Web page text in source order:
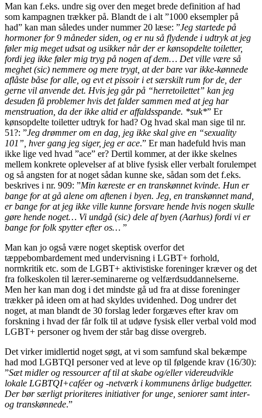
Man kan f.eks. undre sig over den meget brede definition af had
som kampagnen trækker på. Blandt de i alt ”1000 eksempler på
had” kan man således under nummer 20 læse: ”Jeg startede på
hormoner for 9 måneder siden, og er nu så flydende i udtryk at jeg
føler mig meget udsat og usikker når der er kønsopdelte toiletter,
fordi jeg ikke føler mig tryg på nogen af dem… Det ville være så
meghet (sic) nemmere og mere trygt, at der bare var ikke-kønnede
aflåste båse for alle, og evt et pissoir i et særskilt rum for de, der
gerne vil anvende det. Hvis jeg går på “herretoilettet” kan jeg
desuden få problemer hvis det falder sammen med at jeg har
menstruation, da der ikke altid er affaldsspande. *suk*” Er
kønsopdelte toiletter udtryk for had? Og hvad skal man sige til nr.
51?: ”Jeg drømmer om en dag, jeg ikke skal give en “sexuality
101”, hver gang jeg siger, jeg er ace.” Er man hadefuld hvis man
ikke lige ved hvad ”ace” er? Dertil kommer, at der ikke skelnes
mellem konkrete oplevelser af at blive fysisk eller verbalt forulempet
og så angsten for at noget sådan kunne ske, sådan som det f.eks.
beskrives i nr. 909: ”Min kæreste er en transkønnet kvinde. Hun er
bange for at gå alene om aftenen i byen. Jeg, en transkønnet mand,
er bange for at jeg ikke ville kunne forsvare hende hvis nogen skulle
gøre hende noget… Vi undgå (sic) dele af byen (Aarhus) fordi vi er
bange for folk spytter efter os… ”
Man kan jo også være noget skeptisk overfor det
tæppebombardement med undervisning i LGBT+ forhold,
normkritik etc. som de LGBT+ aktivistiske foreninger kræver og det
fra folkeskolen til lærer-seminarerne og velfærdsuddannelserne.
Men her kan man dog i det mindste gå ud fra at disse foreninger
trækker på ideen om at had skyldes uvidenhed. Dog undrer det
noget, at man blandt de 30 forslag leder forgæves efter krav om
forskning i hvad der får folk til at udøve fysisk eller verbal vold mod
LGBT+ personer og hvem der står bag disse overgreb.
Det virker imidlertid noget søgt, at vi som samfund skal bekæmpe
had mod LGBTQI personer ved at leve op til følgende krav (16/30):
”Sæt midler og ressourcer af til at skabe og/eller videreudvikle
lokale LGBTQI+caféer og -netværk i kommunens årlige budgetter.
Der bør særligt prioriteres initiativer for unge, seniorer samt inter-
og transkønnede.”